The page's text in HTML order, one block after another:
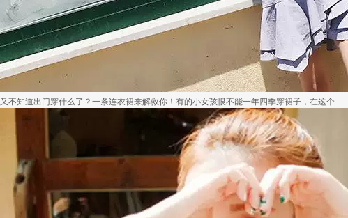
又不知道出门穿什么了？一条连衣裙来解救你！有的小女孩恨不能一年四季穿裙子，在这个......